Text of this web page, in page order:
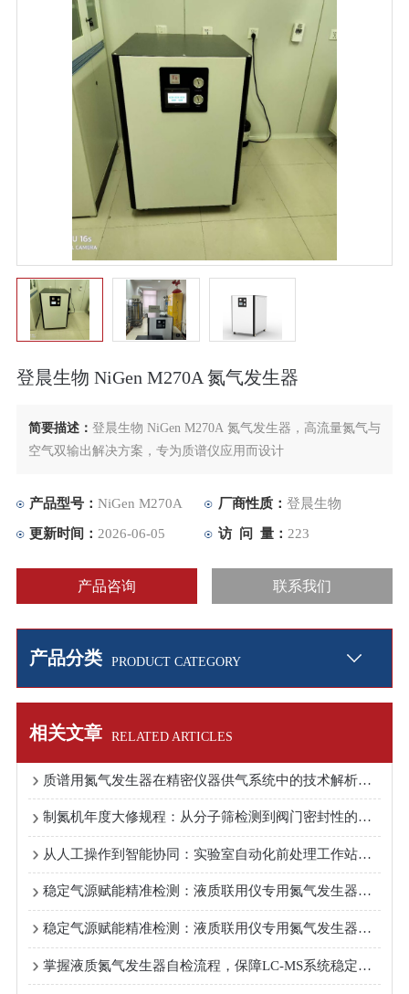
登晨生物 NiGen M270A 氮气发生器
简要描述：登晨生物 NiGen M270A 氮气发生器，高流量氮气与
空气双输出解决方案，专为质谱仪应用而设计
产品型号：NiGen M270A 厂商性质： 登晨生物
更新时间：2026-06-05 访 问 量： 223
产品咨询 联系我们
产品分类 PRODUCT CATEGORY
相关文章 RELATED ARTICLES
质谱用氮气发生器在精密仪器供气系统中的技术解析与故障排查
制氮机年度大修规程：从分子筛检测到阀门密封性的全流程维护指南
从人工操作到智能协同：实验室自动化前处理工作站的核心特点解析
稳定气源赋能精准检测：液质联用仪专用氮气发生器的技术优势分析
稳定气源赋能精准检测：液质联用仪专用氮气发生器的技术优势分析
掌握液质氮气发生器自检流程，保障LC-MS系统稳定运行